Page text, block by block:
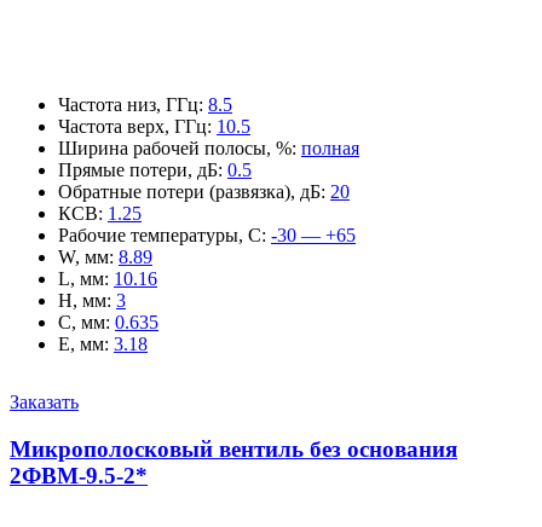
Частота низ, ГГц: 8.5
Частота верх, ГГц: 10.5
Ширина рабочей полосы, %: полная
Прямые потери, дБ: 0.5
Обратные потери (развязка), дБ: 20
КСВ: 1.25
Рабочие температуры, С: -30 — +65
W, мм: 8.89
L, мм: 10.16
H, мм: 3
C, мм: 0.635
E, мм: 3.18
Заказать
Микрополосковый вентиль без основания
2ФВМ-9.5-2*